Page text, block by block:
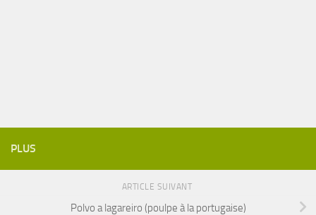
PLUS
ARTICLE SUIVANT
Polvo a lagareiro (poulpe à la portugaise)